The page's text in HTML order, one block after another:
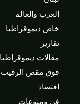
العرب والعالم
خاص ديموقراطيا
تقارير
مقالات ديموقراطيا
فوق مقص الرقيب
اقتصاد
فن ومنوعات